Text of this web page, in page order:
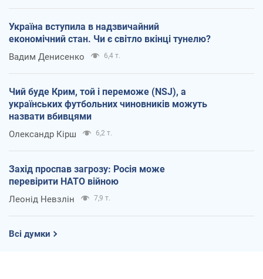
Україна вступила в надзвичайний
економічний стан. Чи є світло вкінці тунелю?
Вадим Денисенко 6,4 т.
Чий буде Крим, той і переможе (NSJ), а
українських футбольних чиновників можуть
назвати вбивцями
Олександр Кірш 6,2 т.
Захід проспав загрозу: Росія може
перевірити НАТО війною
Леонід Невзлін 7,9 т.
Всі думки